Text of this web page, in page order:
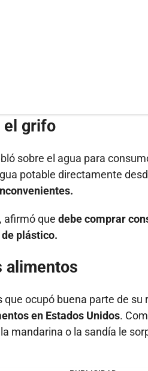
el grifo
sobre el agua para
potable directamente
afirmó que debe comprar
plástico.
alimentos
ocupó buena parte de
en Estados Unidos.
mandarina o la sandía le